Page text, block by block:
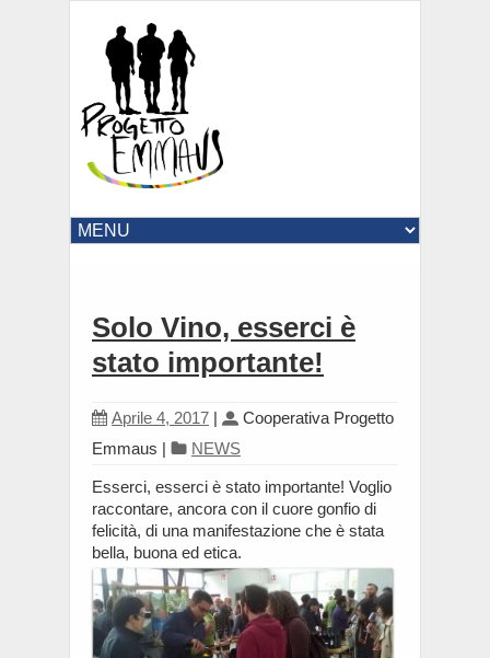
Solo Vino, esserci è
stato importante!
Aprile 4, 2017 |
Cooperativa Progetto
Emmaus | NEWS
Esserci, esserci è stato importante! Voglio
raccontare, ancora con il cuore gonfio di
felicità, di una manifestazione che è stata
bella, buona ed etica.